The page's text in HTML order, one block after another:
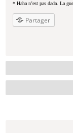
* Haha n’est pas dada. La
Partager